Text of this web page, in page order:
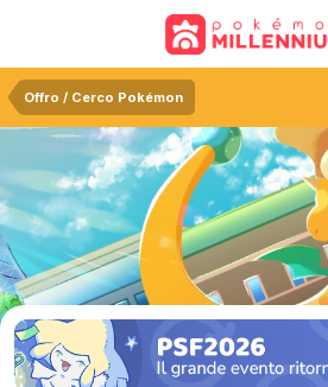
Offro / Cerco Pokémon